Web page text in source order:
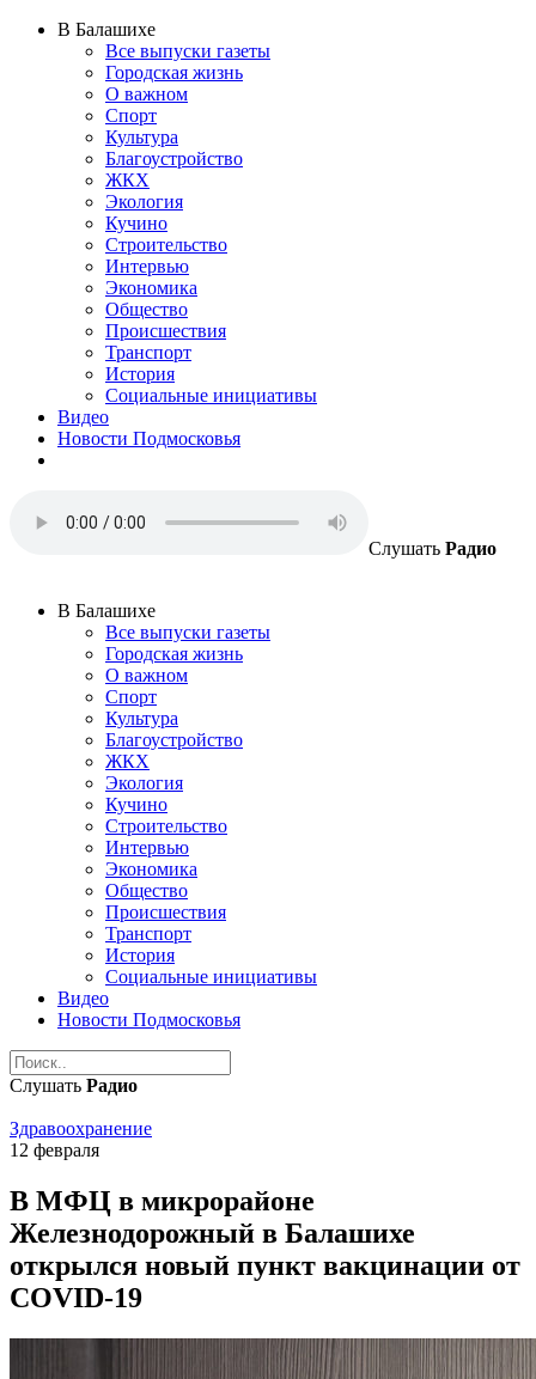
В Балашихе
Все выпуски газеты
Городская жизнь
О важном
Спорт
Культура
Благоустройство
ЖКХ
Экология
Кучино
Строительство
Интервью
Экономика
Общество
Происшествия
Транспорт
История
Социальные инициативы
Видео
Новости Подмосковья
Слушать Радио
В Балашихе
Все выпуски газеты
Городская жизнь
О важном
Спорт
Культура
Благоустройство
ЖКХ
Экология
Кучино
Строительство
Интервью
Экономика
Общество
Происшествия
Транспорт
История
Социальные инициативы
Видео
Новости Подмосковья
Слушать Радио
Здравоохранение
12 февраля
В МФЦ в микрорайоне
Железнодорожный в Балашихе
открылся новый пункт вакцинации от
COVID-19